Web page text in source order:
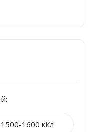
1500-1600 кКл